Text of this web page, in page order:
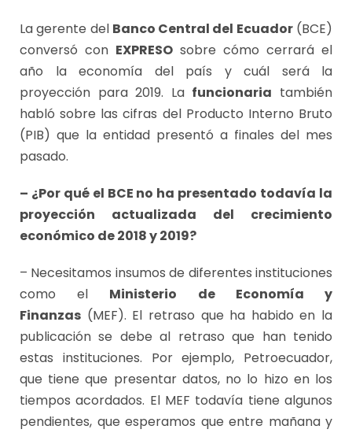
La gerente del Banco Central del Ecuador(BCE)
conversó con EXPRESO sobre cómo cerrará el
año la economía del país y cuál será la
proyección para 2019. La funcionaria también
habló sobre las cifras del Producto Interno Bruto
(PIB) que la entidad presentó a finales del mes
pasado.
– ¿Por qué el BCE no ha presentado todavía la
proyección actualizada del crecimiento
económico de 2018 y 2019?
– Necesitamos insumos de diferentes instituciones
como el Ministerio de Economía y
Finanzas (MEF). El retraso que ha habido en la
publicación se debe al retraso que han tenido
estas instituciones. Por ejemplo, Petroecuador,
que tiene que presentar datos, no lo hizo en los
tiempos acordados. El MEF todavía tiene algunos
pendientes, que esperamos que entre mañana y